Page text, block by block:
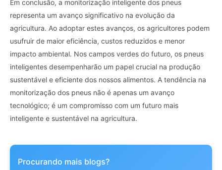
Em conclusão, a monitorização inteligente dos pneus
representa um avanço significativo na evolução da
agricultura. Ao adoptar estes avanços, os agricultores podem
usufruir de maior eficiência, custos reduzidos e menor
impacto ambiental. Nos campos verdes do futuro, os pneus
inteligentes desempenharão um papel crucial na produção
sustentável e eficiente dos nossos alimentos. A tendência na
monitorização dos pneus não é apenas um avanço
tecnológico; é um compromisso com um futuro mais
inteligente e sustentável na agricultura.
Procurando mais blogs?